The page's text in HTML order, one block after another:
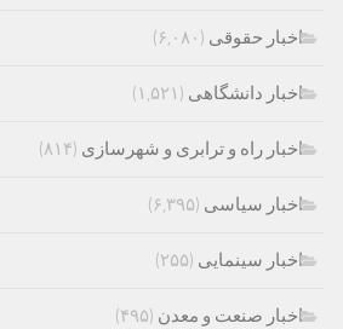
اخبار حقوقی (۶,۰۸۰)
اخبار دانشگاهی (۱,۵۲۱)
اخبار راه و ترابری و شهرسازی (۸۱۴)
اخبار سیاسی (۶,۳۹۵)
اخبار سینمایی (۲۵۵)
اخبار صنعت و معدن (۴۹۵)